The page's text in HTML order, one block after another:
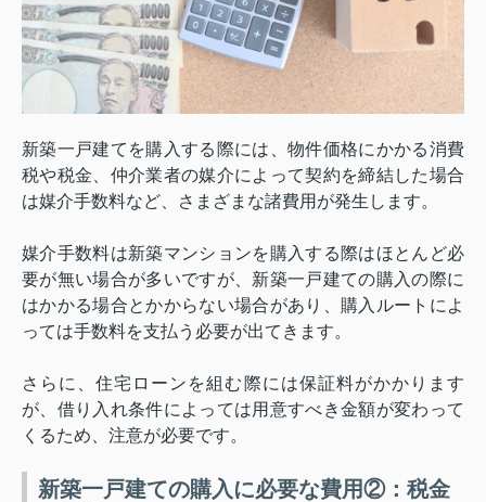
新築一戸建てを購入する際には、物件価格にかかる消費
税や税金、仲介業者の媒介によって契約を締結した場合
は媒介手数料など、さまざまな諸費用が発生します。
媒介手数料は新築マンションを購入する際はほとんど必
要が無い場合が多いですが、新築一戸建ての購入の際に
はかかる場合とかからない場合があり、購入ルートによ
っては手数料を支払う必要が出てきます。
さらに、住宅ローンを組む際には保証料がかかります
が、借り入れ条件によっては用意すべき金額が変わって
くるため、注意が必要です。
新築一戸建ての購入に必要な費用②：税金